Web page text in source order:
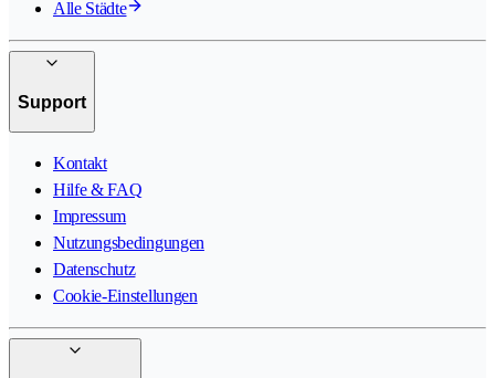
Alle Städte
Support
Kontakt
Hilfe & FAQ
Impressum
Nutzungsbedingungen
Datenschutz
Cookie-Einstellungen